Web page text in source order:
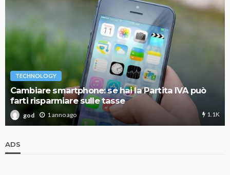
TECHNOLOGY
Cambiare smartphone: se hai la Partita IVA può
farti risparmiare sulle tasse
god 1 anno ago 1.1K
ADS